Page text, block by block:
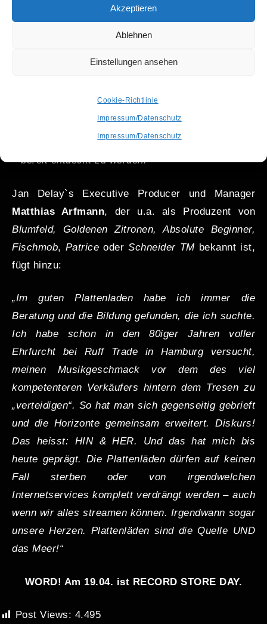
Akzeptieren
Ablehnen
Einstellungen ansehen
Cookie-Richtlinie
Impressum/Datenschutz
Impressum/Datenschutz
Gemeinde, sondern mit jedem neuen Album auch
eine neue, sogar Generationen übergreifende
Musikfan auch beim Stöbern im Plattenladen
erfahren kann. Denn dort stehen alle diese vielen
verschiedenen Musikstile nebeneinander im Regal
– bereit entdeckt zu werden!
Jan Delay`s Executive Producer und Manager
Matthias Arfmann, der u.a. als Produzent von
Blumfeld, Goldenen Zitronen, Absolute Beginner,
Fischmob, Patrice oder Schneider TM bekannt ist,
fügt hinzu:
„Im guten Plattenladen habe ich immer die
Beratung und die Bildung gefunden, die ich suchte.
Ich habe schon in den 80iger Jahren voller
Ehrfurcht bei Ruff Trade in Hamburg versucht,
meinen Musikgeschmack vor dem des viel
kompetenteren Verkäufers hintern dem Tresen zu
„verteidigen“. So hat man sich gegenseitig gebrieft
und die Horizonte gemeinsam erweitert. Diskurs!
Das heisst: HIN & HER. Und das hat mich bis
heute geprägt. Die Plattenläden dürfen auf keinen
Fall sterben oder von irgendwelchen
Internetservices komplett verdrängt werden – auch
wenn wir alles streamen können. Irgendwann sogar
unsere Herzen. Plattenläden sind die Quelle UND
das Meer!“
WORD! Am 19.04. ist RECORD STORE DAY.
Post Views: 4.495